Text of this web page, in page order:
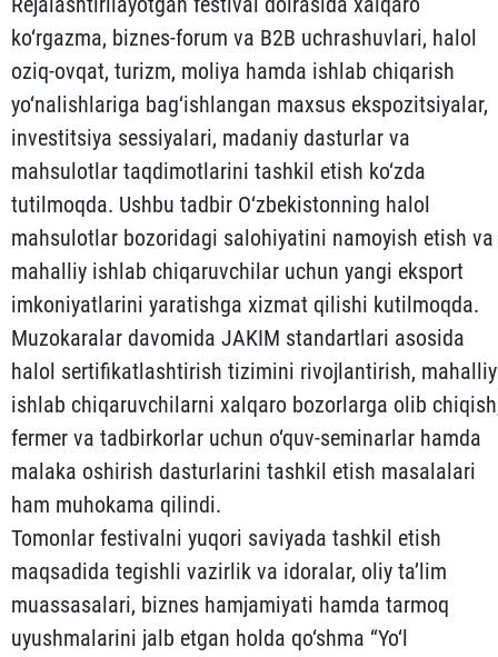
ko‘rgazma, biznes-forum va B2B uchrashuvlari, halol
oziq-ovqat, turizm, moliya hamda ishlab chiqarish
yo‘nalishlariga bag‘ishlangan maxsus ekspozitsiyalar,
investitsiya sessiyalari, madaniy dasturlar va
mahsulotlar taqdimotlarini tashkil etish ko‘zda
tutilmoqda. Ushbu tadbir O‘zbekistonning halol
mahsulotlar bozoridagi salohiyatini namoyish etish va
mahalliy ishlab chiqaruvchilar uchun yangi eksport
imkoniyatlarini yaratishga xizmat qilishi kutilmoqda.
Muzokaralar davomida JAKIM standartlari asosida
halol sertifikatlashtirish tizimini rivojlantirish, mahalliy
ishlab chiqaruvchilarni xalqaro bozorlarga olib
fermer va tadbirkorlar uchun o‘quv-seminarlar hamda
malaka oshirish dasturlarini tashkil etish masalalari
ham muhokama qilindi.
Tomonlar festivalni yuqori saviyada tashkil etish
maqsadida tegishli vazirlik va idoralar, oliy ta’lim
muassasalari, biznes hamjamiyati hamda tarmoq
uyushmalarini jalb etgan holda qo‘shma “Yo‘l